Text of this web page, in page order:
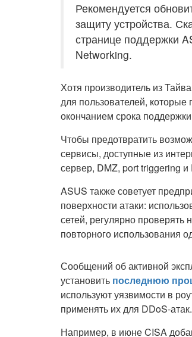
Рекомендуется
защиту устройства.
странице поддержки
Networking.
Хотя производитель из
для пользователей, которые
окончанием срока
Чтобы предотвратить
сервисы, доступные из
сервер, DMZ, port triggering и
ASUS также советует
поверхности атаки:
сетей, регулярно проверять
повторного использования
Сообщений об активной
установить последнюю
используют уязвимости в
применять их для DDoS-атак.
Например, в июне CISA